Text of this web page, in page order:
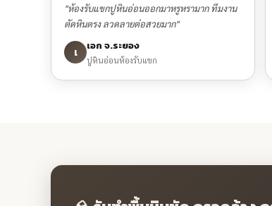
"ห้องรับแขกปูหินอ่อนออกมาหรูหรามาก ทีมงาน
ตัดหินตรง ลวดลายต่อสวยมาก"
เ เอก จ.ระยอง
ปูหินอ่อนห้องรับแขก